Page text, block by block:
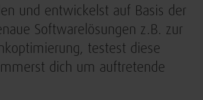
und entwickelst auf Basis der
Softwarelösungen z.B. zur
testest diese
dich um auftretende